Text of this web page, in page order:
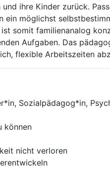
ihre Kinder zurück.
ein möglichst
somit familienanalog
Aufgaben. Das
flexible Arbeitszeiten
Sozialpädagog*in,
können
nicht verloren